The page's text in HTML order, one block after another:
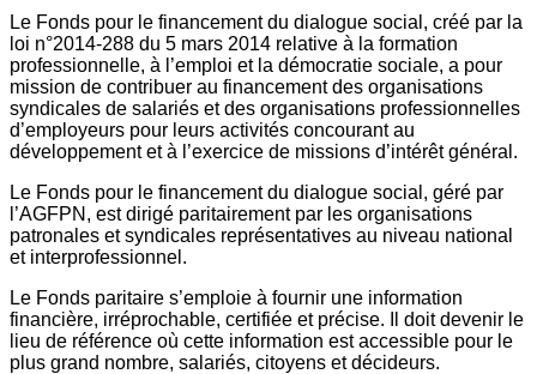
Le Fonds pour le financement du dialogue social, créé par la
loi n°2014-288 du 5 mars 2014 relative à la formation
professionnelle, à l’emploi et la démocratie sociale, a pour
mission de contribuer au financement des organisations
syndicales de salariés et des organisations professionnelles
d’employeurs pour leurs activités concourant au
développement et à l’exercice de missions d’intérêt général.
Le Fonds pour le financement du dialogue social, géré par
l’AGFPN, est dirigé paritairement par les organisations
patronales et syndicales représentatives au niveau national
et interprofessionnel.
Le Fonds paritaire s’emploie à fournir une information
financière, irréprochable, certifiée et précise. Il doit devenir le
lieu de référence où cette information est accessible pour le
plus grand nombre, salariés, citoyens et décideurs.